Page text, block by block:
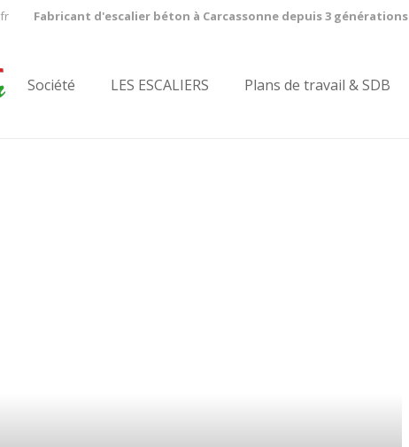
Fabricant d'escalier béton à Carcassonne depuis 3 générations
Société LES ESCALIERS Plans de travail & SDB